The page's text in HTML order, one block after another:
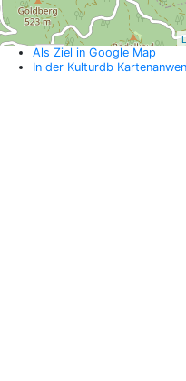
Als Ziel in Google Map
In der Kulturdb